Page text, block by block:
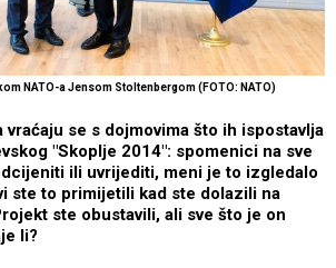
NATO-a Jensom Stoltenbergom (FOTO: NATO)
vraćaju se s dojmovima što ih ispostavlja
"Skoplje 2014": spomenici na sve
ili uvrijediti, meni je to izgledalo
ste to primijetili kad ste dolazili na
ste obustavili, ali sve što je on
li?